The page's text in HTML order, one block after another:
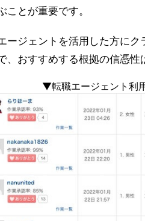
ことが重要です。
ージェントを活用した方に
、おすすめする根拠の信憑性
▼転職エージェント利